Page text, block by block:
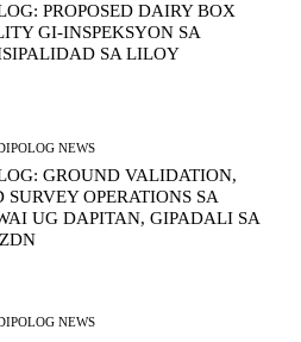
PROPOSED DAIRY BOX
GI-INSPEKSYON SA
SA LILOY
NEWS
GROUND VALIDATION,
SURVEY OPERATIONS SA
UG DAPITAN, GIPADALI SA
NEWS